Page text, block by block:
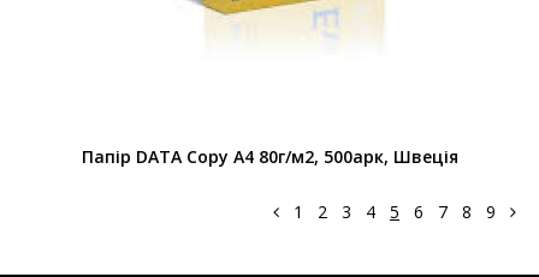
Папір DATA Copy А4 80г/м2, 500арк, Швеція
1 2 3 4 5 6 7 8 9